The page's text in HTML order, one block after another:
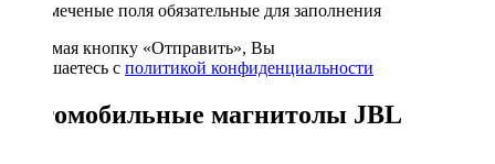
* - отмеченые поля обязательные для заполнения
Нажимая кнопку «Отправить», Вы
соглашаетесь с политикой конфиденциальности
Автомобильные магнитолы JBL